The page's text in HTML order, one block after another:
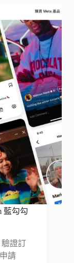
藍勾勾
驗證訂
請